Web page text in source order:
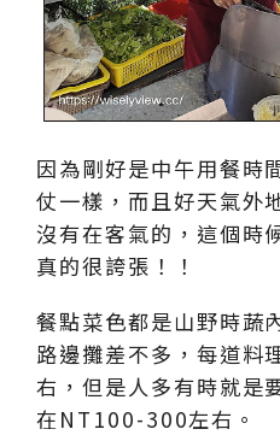
因為剛好是中午用餐時
仗一樣，而且好天氣外
沒有在客氣的，這個時
真的很誇張！！
餐點菜色都是山野時蔬
路邊攤差不多，每道
右，但是人多有時就是
在NT100-300左右。